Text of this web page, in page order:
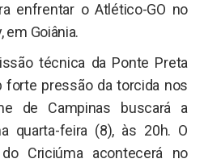
enfrentar o Atlético-GO no
em Goiânia.
técnica da Ponte Preta
forte pressão da torcida nos
de Campinas buscará a
quarta-feira (8), às 20h. O
Criciúma acontecerá no